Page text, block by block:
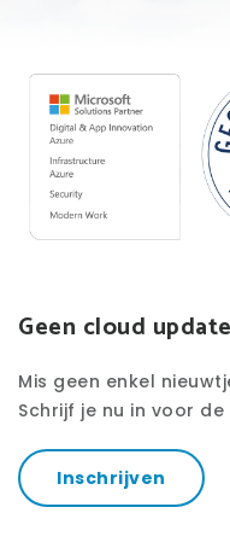
Geen cloud
Mis geen enkel
Schrijf je nu in voor
Inschrijven